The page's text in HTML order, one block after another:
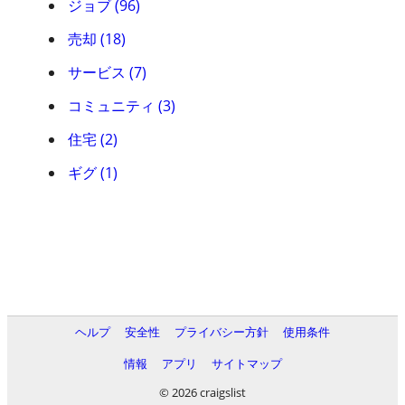
ジョブ (96)
売却 (18)
サービス (7)
コミュニティ (3)
住宅 (2)
ギグ (1)
ヘルプ 安全性 プライバシー方針
使用条件
情報
アプリ
サイトマップ
© 2026 craigslist